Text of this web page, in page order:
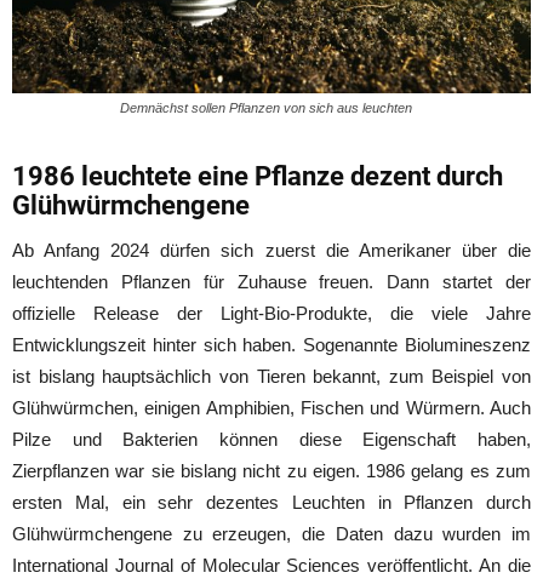
Demnächst sollen Pflanzen von sich aus leuchten
1986 leuchtete eine Pflanze dezent durch
Glühwürmchengene
Ab Anfang 2024 dürfen sich zuerst die Amerikaner über die
leuchtenden Pflanzen für Zuhause freuen. Dann startet der
offizielle Release der Light-Bio-Produkte, die viele Jahre
Entwicklungszeit hinter sich haben. Sogenannte Biolumineszenz
ist bislang hauptsächlich von Tieren bekannt, zum Beispiel von
Glühwürmchen, einigen Amphibien, Fischen und Würmern. Auch
Pilze und Bakterien können diese Eigenschaft haben,
Zierpflanzen war sie bislang nicht zu eigen. 1986 gelang es zum
ersten Mal, ein sehr dezentes Leuchten in Pflanzen durch
Glühwürmchengene zu erzeugen, die Daten dazu wurden im
International Journal of Molecular Sciences veröffentlicht. An die